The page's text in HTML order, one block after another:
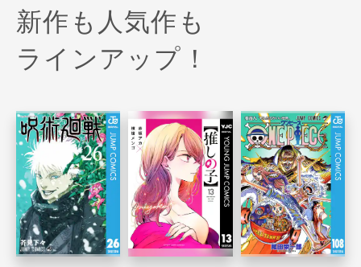
新作も人気作も
ラインアップ！